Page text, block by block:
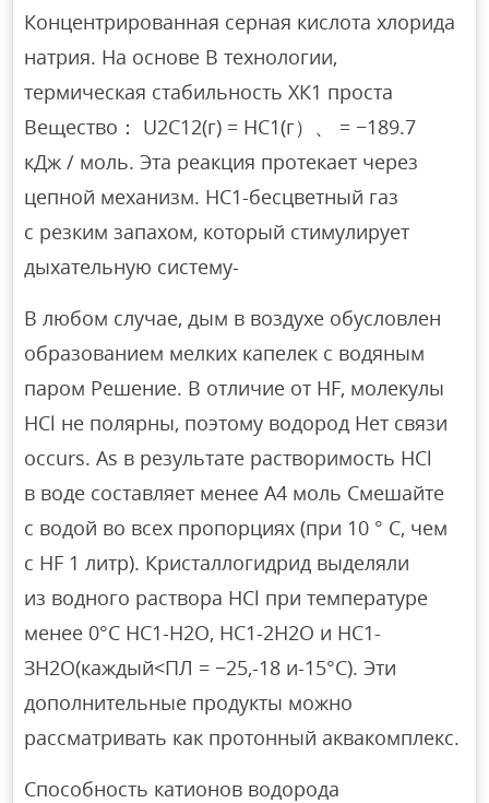
Концентрированная серная кислота хлорида
натрия. На основе В технологии,
термическая стабильность ХК1 проста
Вещество： U2C12(г) = НС1(г）、 = −189.7
кДж / моль. Эта реакция протекает через
цепной механизм. HC1-бесцветный газ
с резким запахом, который стимулирует
дыхательную систему-
В любом случае, дым в воздухе обусловлен
образованием мелких капелек с водяным
паром Решение. В отличие от HF, молекулы
HCl не полярны, поэтому водород Нет связи
occurs. As в результате растворимость HCl
в воде составляет менее A4 моль Смешайте
с водой во всех пропорциях (при 10 ° C, чем
с HF 1 литр). Кристаллогидрид выделяли
из водного раствора HCl при температуре
менее 0°C НС1-Н2О, НС1-2Н2О и НС1-
ЗН2О(каждый<ПЛ = −25,-18 и-15°С). Эти
дополнительные продукты можно
рассматривать как протонный аквакомплекс.
Способность катионов водорода